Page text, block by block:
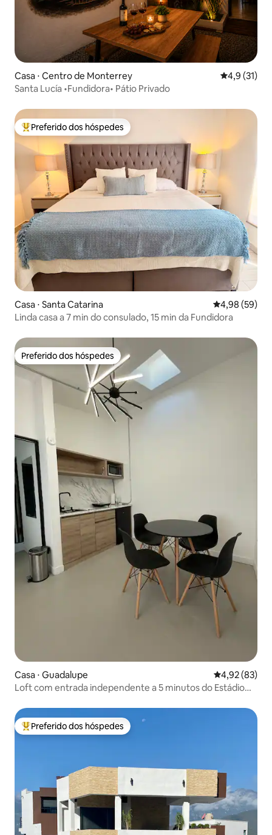
Casa ⋅ Centro de Monterrey 4,9 de uma
4,9 (31)
Santa Lucía •Fundidora• Pátio Privado
Entre os melhores preferidos dos hóspedes
Preferido dos hóspedes
Casa ⋅ Santa Catarina 4,98 de uma
4,98 (59)
Linda casa a 7 min do consulado, 15 min da Fundidora
Preferido dos hóspedes
Preferido dos hóspedes
Casa ⋅ Guadalupe 4,92 de uma
4,92 (83)
Loft com entrada independente a 5 minutos do Estádio
Entre os melhores preferidos dos hóspedes
Preferido dos hóspedes